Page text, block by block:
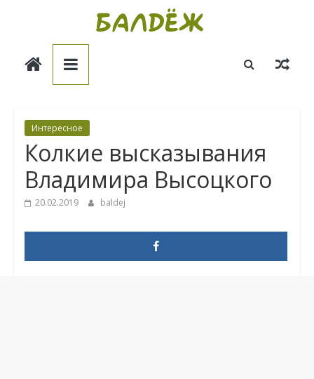
Балдёж
Интересное
Колкие высказывания
Владимира Высоцкого
20.02.2019 baldej